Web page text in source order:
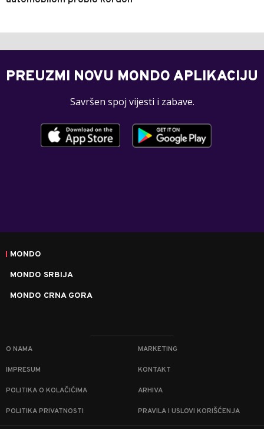
PREUZMI NOVU MONDO APLIKACIJU
Savršen spoj vijesti i zabave.
MONDO
MONDO SRBIJA
MONDO CRNA GORA
O NAMA MARKETING
IMPRESUM KONTAKT
POLITIKA O KOLAČIĆIMA ARHIVA
POLITIKA PRIVATNOSTI PRAVILA I USLOVI KORIŠĆENJA